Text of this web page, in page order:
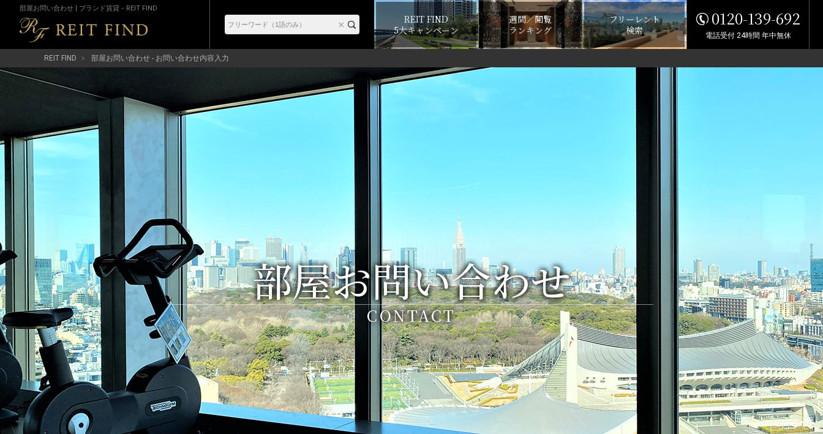
部屋お問い合わせ | ブランド賃貸－REIT FIND
REIT FIND
5大キャンペーン
週間／閲覧
ランキング
フリーレント
検索
0120-139-692
電話受付 24時間 年中無休
REIT FIND 部屋お問い合わせ - お問い合わせ内容入力
部屋お問い合わせ
CONTACT